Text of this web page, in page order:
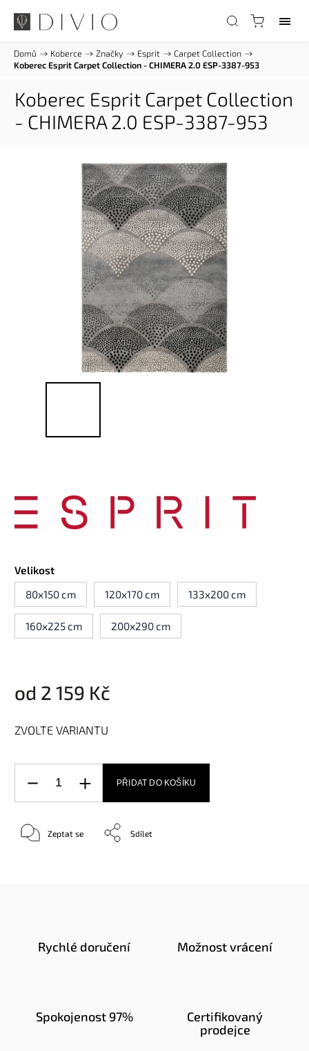
Domů / Koberce / Značky / Esprit / Carpet Collection /
Koberec Esprit Carpet Collection - CHIMERA 2.0 ESP-3387-953
Koberec Esprit Carpet Collection
- CHIMERA 2.0 ESP-3387-953
Velikost
80x150 cm
120x170 cm 133x200 cm
160x225 cm 200x290 cm
od 2 159 Kč
ZVOLTE VARIANTU
PŘIDAT DO KOŠÍKU
Zeptat se Sdílet
Rychlé doručení Možnost vrácení
Spokojenost 97%
Certifikovaný
prodejce